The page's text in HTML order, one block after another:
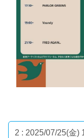
2 : 2025/07/25(金)